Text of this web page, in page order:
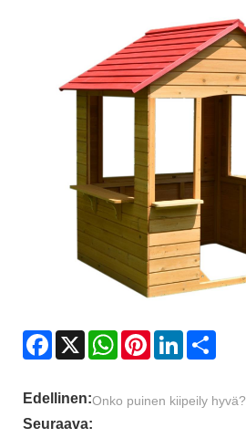
Facebook
X WhatsAppPinterestLinkedIn
Edellinen:Onko puinen kiipeily hyvä?
Seuraava: